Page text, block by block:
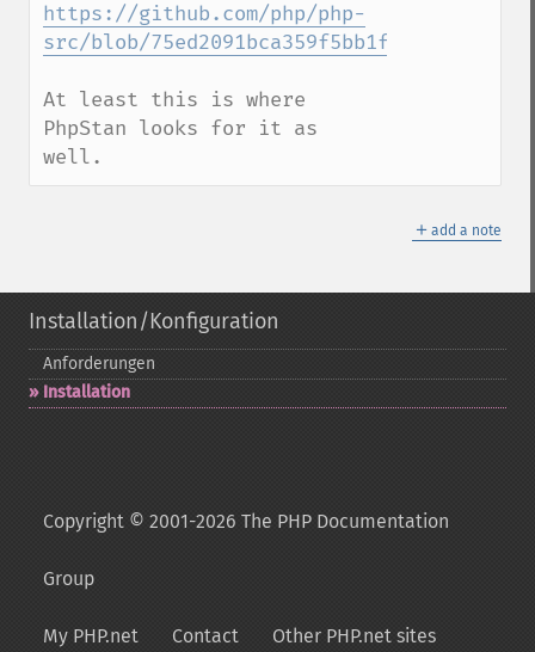
https://github.com/php/php-
src/blob/
At least this is where
PhpStan looks for it as
well.
＋ add a note
Installation/Konfiguration
Anforderungen
Installation
Copyright © 2001-2026 The PHP Documentation
Group
My PHP.net Contact Other PHP.net sites